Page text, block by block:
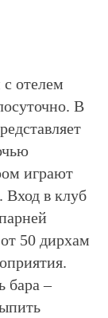
отелем
В
играют
в клуб
50 дирхам
бара –